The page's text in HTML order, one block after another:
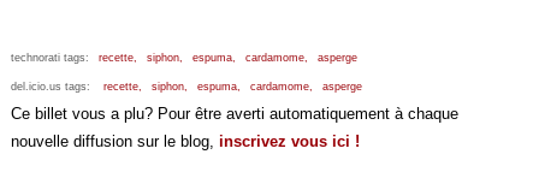
technorati tags: recette, siphon, espuma, cardamome, asperge
del.icio.us tags: recette, siphon, espuma, cardamome, asperge
Ce billet vous a plu? Pour être averti automatiquement à chaque
nouvelle diffusion sur le blog, inscrivez vous ici !